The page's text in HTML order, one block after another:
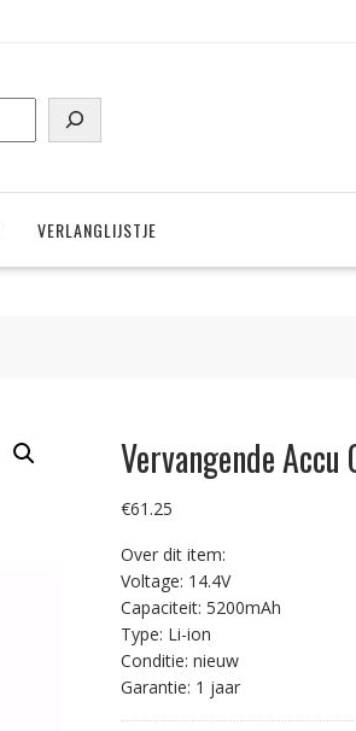
VERLANGLIJSTJE
Vervangende
€61.25
Over dit item:
Voltage: 14.4V
Capaciteit: 5200mAh
Type: Li-ion
Conditie: nieuw
Garantie: 1 jaar